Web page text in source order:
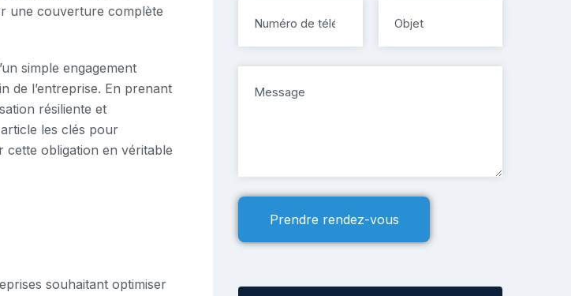
une couverture complète
simple engagement
de l’entreprise. En prenant
résiliente et
les clés pour
obligation en véritable
souhaitant optimiser
Prendre rendez-vous